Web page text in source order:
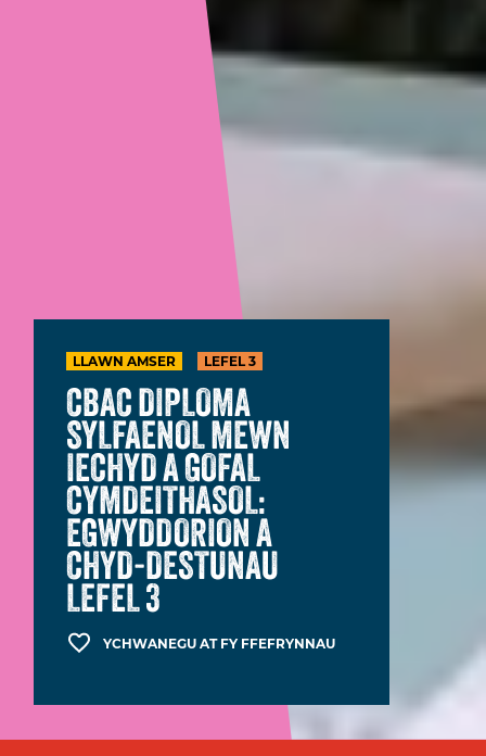
LLAWN AMSER LEFEL 3
CBAC DIPLOMA
SYLFAENOL MEWN
IECHYD A GOFAL
CYMDEITHASOL:
EGWYDDORION A
CHYD-DESTUNAU
LEFEL 3
YCHWANEGU AT FY FFEFRYNNAU